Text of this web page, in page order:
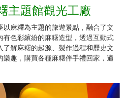
主題館觀光工廠
麻糬為主題的旅遊景點，融合了文
有色彩繽紛的麻糬造型，透過互動式
了解麻糬的起源、製作過程和歷史文
趣，購買各種麻糬伴手禮回家，適